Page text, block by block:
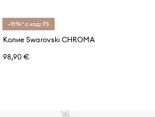
-15%* с код: FS
Колие Swarovski CHROMA
98,90 €